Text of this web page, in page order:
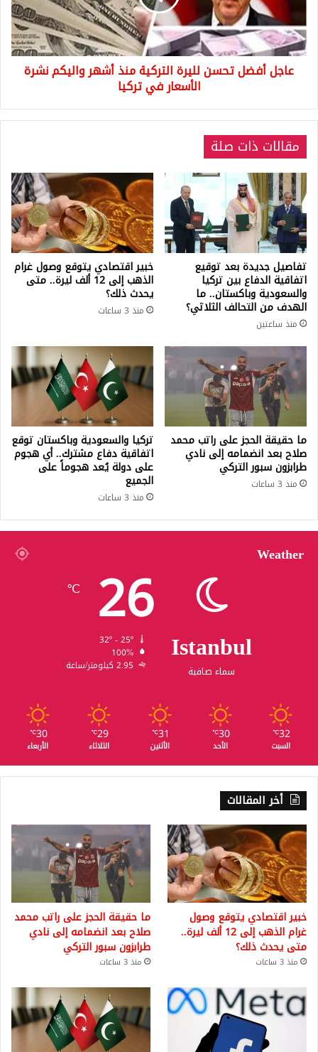
منذ
أشهر
واليكم
نشرة
الأسعار
عاجل أفضل تحسن لليرة التركية منذ أشهر واليكم نشرة
الأسعار في تركيا
مقالات ذات صلة
تفاصيل جديدة بعد توقيع
اتفاقية الدفاع بين تركيا
والسعودية وباكستان.. ما
الهدف من التحالف الثلاثي؟
منذ ساعتين
خبير اقتصادي يتوقع وصول غرام
الذهب إلى 12 ألف ليرة.. متى
يحدث ذلك؟
منذ 3 ساعات
ما حقيقة الحجز على راتب محمد
صلاح بعد انضمامه إلى نادي
طرابزون سبور التركي
منذ 3 ساعات
تركيا والسعودية وباكستان توقع
اتفاقية دفاع مشترك.. أي هجوم
على دولة يُعد هجوماً على
الجميع
منذ 3 ساعات
Weather
Istanbul
سماء صافية
26
℃
100%
2.95 كيلومتر/ساعة
32
℃
السبت
30
℃
الأحد
31
℃
الأثنين
29
℃
الثلاثاء
30
℃
الأربعاء
أخر المقالات
خبير اقتصادي يتوقع وصول
غرام الذهب إلى 12 ألف ليرة..
متى يحدث ذلك؟
منذ 3 ساعات
ما حقيقة الحجز على راتب محمد
صلاح بعد انضمامه إلى نادي
طرابزون سبور التركي
منذ 3 ساعات